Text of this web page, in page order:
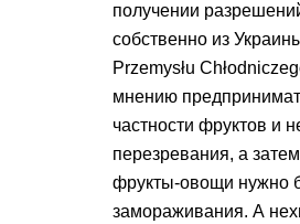
получении
собственно из
Przemysłu
мнению
частности фруктов и
перезревания, а
фрукты-овощи нужно
замораживания. А